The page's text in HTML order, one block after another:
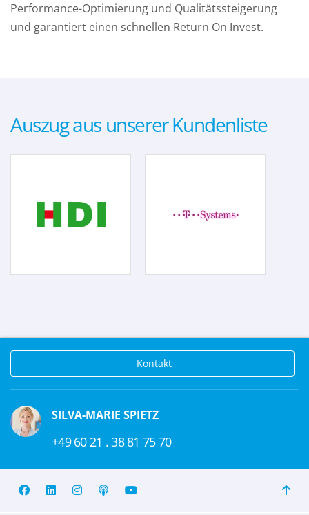
Performance-Optimierung und Qualitätssteigerung
und garantiert einen schnellen Return On Invest.
Auszug aus unserer Kundenliste
Kontakt
SILVA-MARIE SPIETZ
+49 60 21 . 38 81 75 70